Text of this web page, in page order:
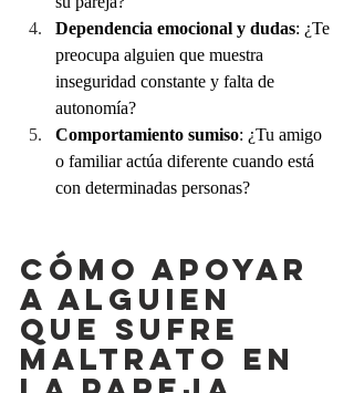
Dependencia emocional y dudas: ¿Te
preocupa alguien que muestra
inseguridad constante y falta de
autonomía?
Comportamiento sumiso: ¿Tu amigo
o familiar actúa diferente cuando está
con determinadas personas?
Cómo apoyar
a alguien
que sufre
maltrato en